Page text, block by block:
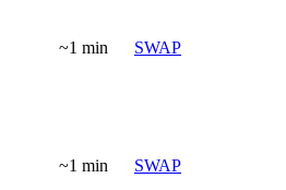
~1 min SWAP
~1 min SWAP